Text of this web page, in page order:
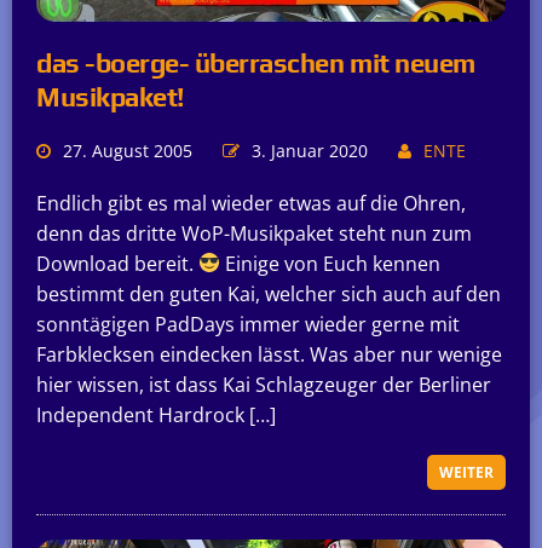
das -boerge- überraschen mit neuem
Musikpaket!
27. August 2005 3. Januar 2020 ENTE
Endlich gibt es mal wieder etwas auf die Ohren,
denn das dritte WoP-Musikpaket steht nun zum
Download bereit.
Einige von Euch kennen
bestimmt den guten Kai, welcher sich auch auf den
sonntägigen PadDays immer wieder gerne mit
Farbklecksen eindecken lässt. Was aber nur wenige
hier wissen, ist dass Kai Schlagzeuger der Berliner
Independent Hardrock […]
WEITER